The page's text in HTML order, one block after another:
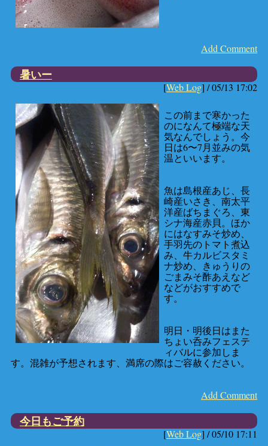
Add Comment
暑いー
[Web Log] /05/13 17:02
この前まで寒かった
のになんて極端な天
気なんでしょう。今
日は6〜7月並みの気
温といいます。
魚は島根産あじ、長
崎産いさき、南太平
洋産ばちまぐろ、東
シナ海産赤貝。ほか
にはなすみそ炒め、
手羽先のトマト煮込
み、牛カルビスタミ
ナ炒め、きゅうりの
ごまみそ酢あえなど
などがおすすめで
す。
明日・明後日はまた
ちょい呑みフェステ
ィバルに参加しま
す。混雑が予想されます、満席の際はご容赦ください。
Add Comment
今日もご予約
[Web Log] /05/10 17:11